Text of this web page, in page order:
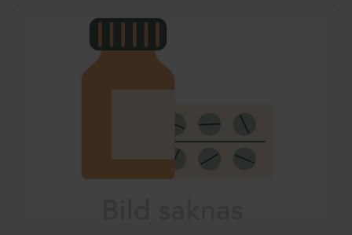
Lista: . Innehåller 1 objekt.